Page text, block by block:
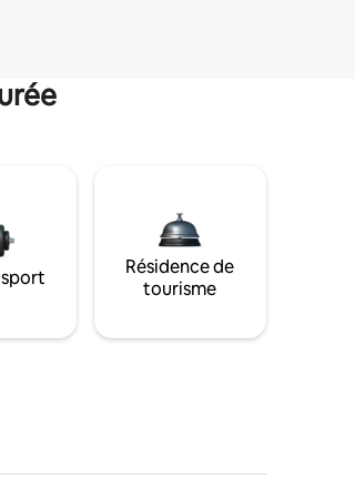
Résidence de
tourisme